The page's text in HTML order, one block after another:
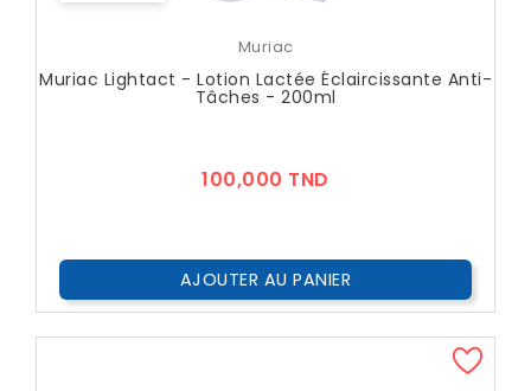
Muriac
Muriac Lightact - Lotion Lactée Éclaircissante Anti-
Tâches - 200ml
100,000 TND
AJOUTER AU PANIER